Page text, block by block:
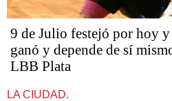
9 de Julio festejó por hoy
ganó y depende de sí
LBB Plata
LA CIUDAD.